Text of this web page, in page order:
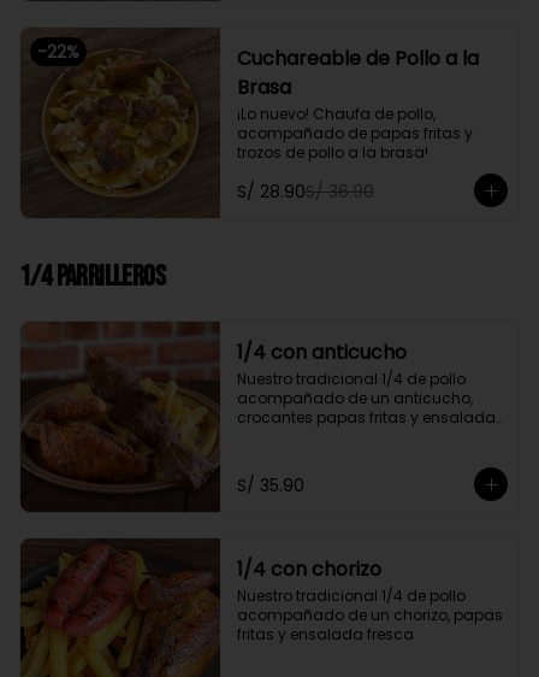
-22%
Cuchareable de Pollo a la
Brasa
¡Lo nuevo! Chaufa de pollo,
acompañado de papas fritas y
trozos de pollo a la brasa!
S/ 28.90S/ 36.90
1/4 Parrilleros
1/4 con anticucho
Nuestro tradicional 1/4 de pollo
acompañado de un anticucho,
crocantes papas fritas y ensalada
S/ 35.90
1/4 con chorizo
Nuestro tradicional 1/4 de pollo
acompañado de un chorizo, papas
fritas y ensalada fresca